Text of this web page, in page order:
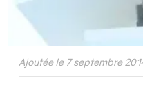
Ajoutée le 7 septembre